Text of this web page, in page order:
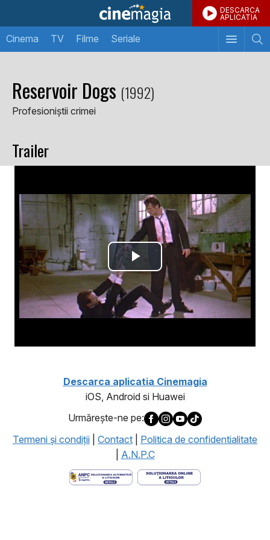
DESCARCA
APLICATIA
Cinema TV Filme Seriale
Reservoir Dogs (1992)
Profesioniștii crimei
Trailer
Descarca aplicatia Cinemagia
iOS, Android si Huawei
Urmăreşte-ne pe:
Termeni şi condiţii
Contact
Politica de confidentialitate
A.N.P.C